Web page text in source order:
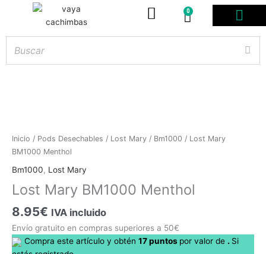
0
Carrito
Inicio / Pods Desechables / Lost Mary / Bm1000 / Lost Mary
BM1000 Menthol
Bm1000, Lost Mary
Lost Mary BM1000 Menthol
8.95€ IVA incluido
Envío gratuito en compras superiores a 50€
Compra este artículo y obtén 17puntos por valor de . Si
Lost
Mary
cantidad